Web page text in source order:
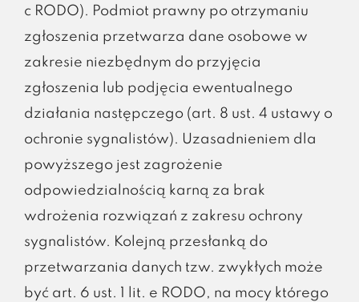
c RODO). Podmiot prawny po otrzymaniu
zgłoszenia przetwarza dane osobowe w
zakresie niezbędnym do przyjęcia
zgłoszenia lub podjęcia ewentualnego
działania następczego (art. 8 ust. 4 ustawy o
ochronie sygnalistów). Uzasadnieniem dla
powyższego jest zagrożenie
odpowiedzialnością karną za brak
wdrożenia rozwiązań z zakresu ochrony
sygnalistów. Kolejną przesłanką do
przetwarzania danych tzw. zwykłych może
być art. 6 ust. 1 lit. e RODO, na mocy którego